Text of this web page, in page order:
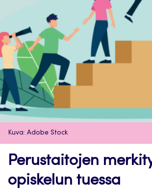
Kuva: Adobe Stock
Perustaitojen
opiskelun tuessa